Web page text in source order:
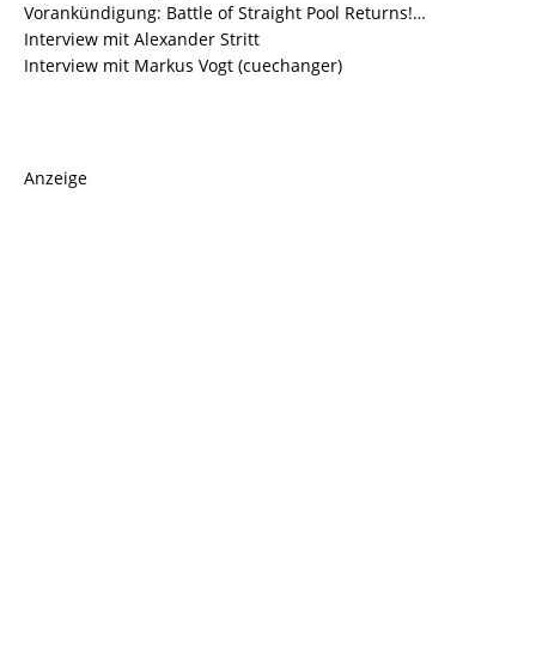
Vorankündigung: Battle of Straight Pool Returns!…
Interview mit Alexander Stritt
Interview mit Markus Vogt (cuechanger)
Anzeige